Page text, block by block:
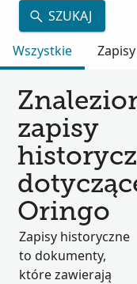
SZUKAJ
Wszystkie
zapisy
Oringo
Zapisy historyczne
to dokumenty,
które zawierają